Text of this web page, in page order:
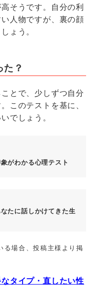
そうです。自分の利
人物ですが、裏の顔
ょう。
？
とで、少しずつ自分
このテストを基に、
でしょう。
がわかる心理テスト
たに話しかけてきた生
る場合、投稿主様より掲
タイプ・直したい性